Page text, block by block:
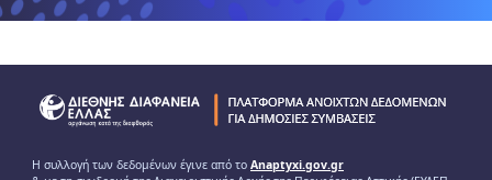
Η συλλογή των δεδομένων έγινε από το Anaptyxi.gov.gr